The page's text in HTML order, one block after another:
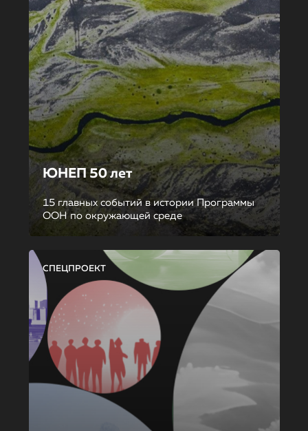
ЮНЕП 50 лет
15 главных событий в истории Программы
ООН по окружающей среде
СПЕЦПРОЕКТ